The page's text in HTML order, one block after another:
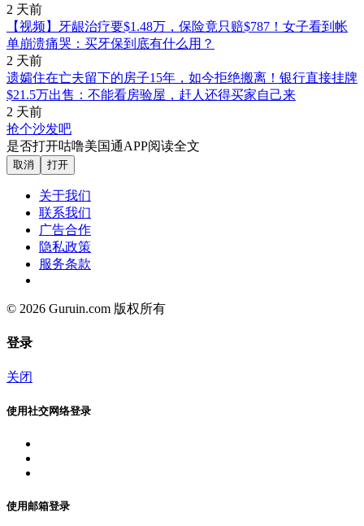
2 天前
【视频】牙龈治疗要$1.48万，保险竟只赔$787！女子看到帐
单崩溃痛哭：买牙保到底有什么用？
2 天前
遗孀住在亡夫留下的房子15年，如今拒绝搬离！银行直接挂牌
$21.5万出售：不能看房验屋，赶人还得买家自己来
2 天前
抢个沙发吧
是否打开咕噜美国通APP阅读全文
取消 打开
关于我们
联系我们
广告合作
隐私政策
服务条款
© 2026 Guruin.com 版权所有
登录
关闭
使用社交网络登录
使用邮箱登录